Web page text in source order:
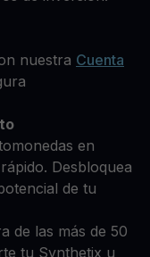
nuestra Cuenta
en
Desbloquea
de tu
de las más de 50
tu Synthetix u